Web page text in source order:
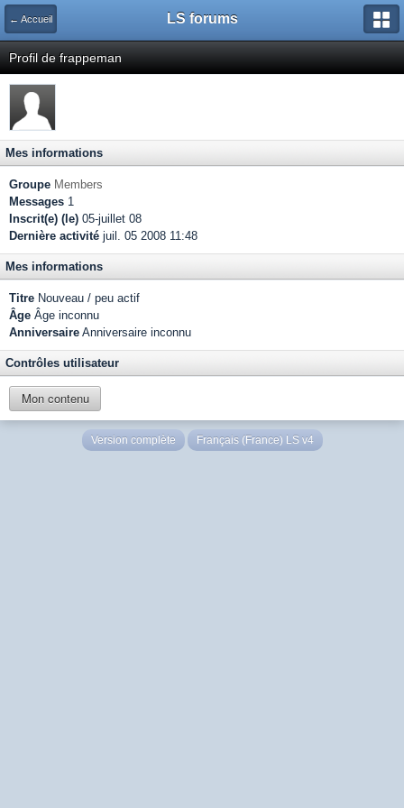
← Accueil LS forums
Profil de frappeman
Mes informations
Groupe Members
Messages 1
Inscrit(e) (le) 05-juillet 08
Dernière activité juil. 05 2008 11:48
Mes informations
Titre Nouveau / peu actif
Âge Âge inconnu
Anniversaire Anniversaire inconnu
Contrôles utilisateur
Mon contenu
Version complète Français (France) LS v4